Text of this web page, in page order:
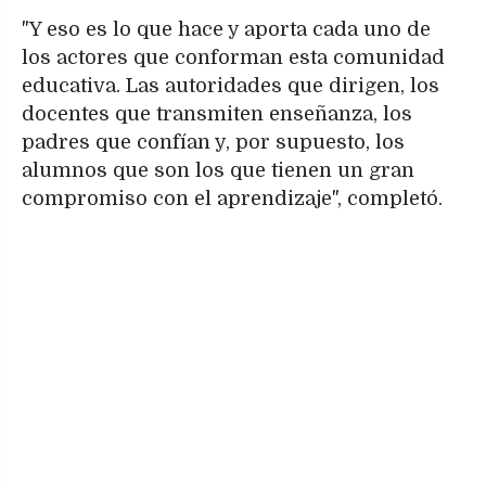
"Y eso es lo que hace y aporta cada uno de
los actores que conforman esta comunidad
educativa. Las autoridades que dirigen, los
docentes que transmiten enseñanza, los
padres que confían y, por supuesto, los
alumnos que son los que tienen un gran
compromiso con el aprendizaje", completó.